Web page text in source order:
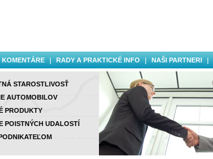
KOMENTÁRE RADY A PRAKTICKÉ INFO NAŠI PARTNERI
STAROSTLIVOSŤ
AUTOMOBILOV
PRODUKTY
POISTNÝCH UDALOSTÍ